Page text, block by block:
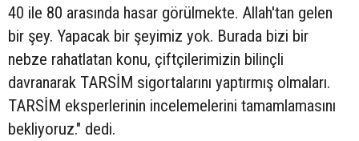
40 ile 80 arasında hasar görülmekte. Allah'tan gelen
bir şey. Yapacak bir şeyimiz yok. Burada bizi bir
nebze rahatlatan konu, çiftçilerimizin bilinçli
davranarak TARSİM sigortalarını yaptırmış olmaları.
TARSİM eksperlerinin incelemelerini tamamlamasını
bekliyoruz." dedi.